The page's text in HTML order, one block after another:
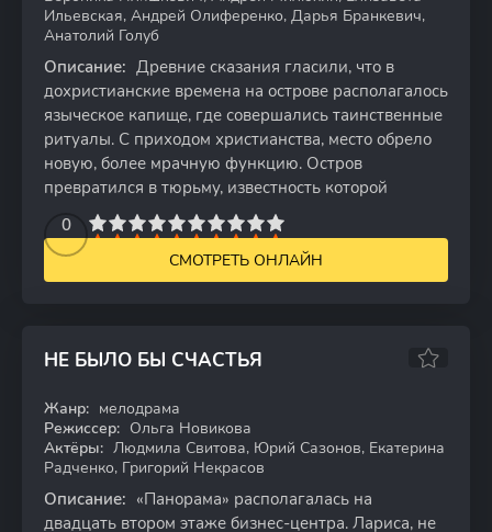
Ильевская, Андрей Олиференко, Дарья Бранкевич,
Анатолий Голуб
Описание: Древние сказания гласили, что в
дохристианские времена на острове располагалось
языческое капище, где совершались таинственные
ритуалы. С приходом христианства, место обрело
новую, более мрачную функцию. Остров
превратился в тюрьму, известность которой
0
5 7 8 9 10
СМОТРЕТЬ ОНЛАЙН
НЕ БЫЛО БЫ СЧАСТЬЯ
HDTVRip
Жанр: мелодрама
Режиссер: Ольга Новикова
Актёры: Людмила Свитова, Юрий Сазонов, Екатерина
Радченко, Григорий Некрасов
Описание: «Панорама» располагалась на
двадцать втором этаже бизнес-центра. Лариса, не